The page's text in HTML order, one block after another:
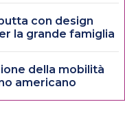
con design
la grande famiglia
della mobilità
americano